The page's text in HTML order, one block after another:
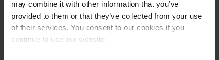
may combine it with other information that you’ve
provided to them or that they’ve collected from your use
of their services. You consent to our cookies if you
continue to use our website.